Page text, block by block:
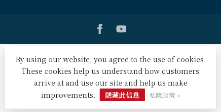
© Copyright 2026 天道北美網路書房 U.S. Tien Dao Books
Powered byLightspeed- Lightspeed designbyDyvelopment
By using our website, you agree to the use of cookies.
These cookies help us understand how customers
arrive at and use our site and help us make
improvements.
隱藏此信息 私隱政策 »